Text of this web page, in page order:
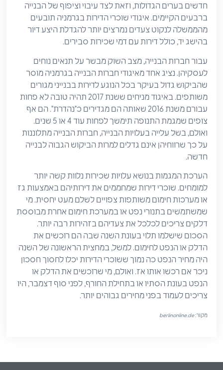
חדשים בערים הגדולות, וזאת לצד עיבוי וציפוף של הבנייה
ברבעים הקיימים. איגודי שוכרי הדירות בגרמניה תובעים
מהממשלה לנקוט צעדים נמרצים יותר להגדלת היצע דיור
בהישג יד, כולל דירות עם דמי שכירות סבירים.
עבור חברות הבנייה, מצב השוק מבשר על תנאים נוחים
לעסקיהן. נציג אחד מאיגודי חברות הבנייה בגרמניה מוסר
שהביקוש גדול בעיקר בכל הנוגע לדירות בבנייני מגורים
משותפים. באיגוד מניחים ששנת 2017 תהיה טובה לא פחות
עבורם משנת 2016 שאותה הם מגדירים כ"נהדרת". הם אף
צופים שמגמת התנופה תימשך לפחות עוד 4 או 5 שנים.
ואולם, בשל עלייה בעלויות הבנייה, חברות הבנייה מתלוננות
על כך שרווחיהן אינם גדלים למרות הביקוש הגבוה לבנייה
חדשה.
הערכת המגמות בנושא עלויות שכירות נלוות קשה יותר
למומחים. שוכרי דירות שמחממים את דירותיהם באמצעות גז
או מערכות חימום משותפות צפויים לשלם מעט יחסית. מי
שמשתמשים בתנורי נפט או במערכת חימום אחרת מבוססת
דלקים צריכים לכלכל את צעדיהם בזהירות רבה יותר.
הסכום שישלמו תלוי בעונת השנה שבה הם רוכשים את
הדלק או הנפט לחימום. למשל, במחצית הראשונה של השנה
היה מחיר הנפט כה נמוך ששוכרי הדירות יכלו לחסוך חסכון
ניכר אם רכשו אותו אז. ואולם, מי שרוכשים את הדלק או
הנפט בעונת הסתיו או בתחילת החורף, לפני סוף דצמבר, היו
צריכים לעמוד בפני מחירים גבוהים יותר.
מקור:berlinonline.de